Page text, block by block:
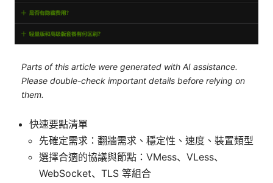
Parts of this article were generated with AI assistance.
Please double-check important details before relying on
them.
快速要點清單
先確定需求：翻牆需求、穩定性、速度、裝置類型
選擇合適的協議與節點：VMess、VLess、
WebSocket、TLS 等組合